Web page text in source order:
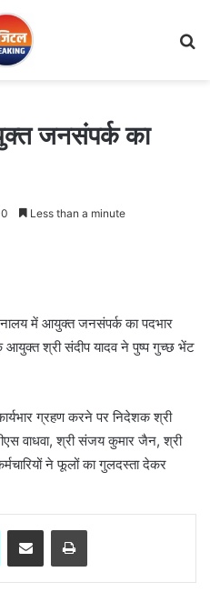
जनसंपर्क का
0 Less than a minute
में आयुक्त जनसंपर्क का पदभार
आयुक्त श्री संदीप यादव ने पुष्प गुच्छ भेंट
ग्रहण करने पर निदेशक श्री
वाधवा, श्री संजय कुमार जैन, श्री
ने फूलों का गुलदस्ता देकर
TelegramShare via Email Print